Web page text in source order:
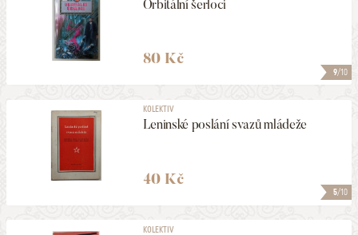
9/10
Orbitální šerloci
80 Kč
5/10
KOLEKTIV
Leninské poslání svazů mládeže
40 Kč
KOLEKTIV